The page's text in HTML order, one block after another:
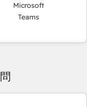
Microsoft
Teams